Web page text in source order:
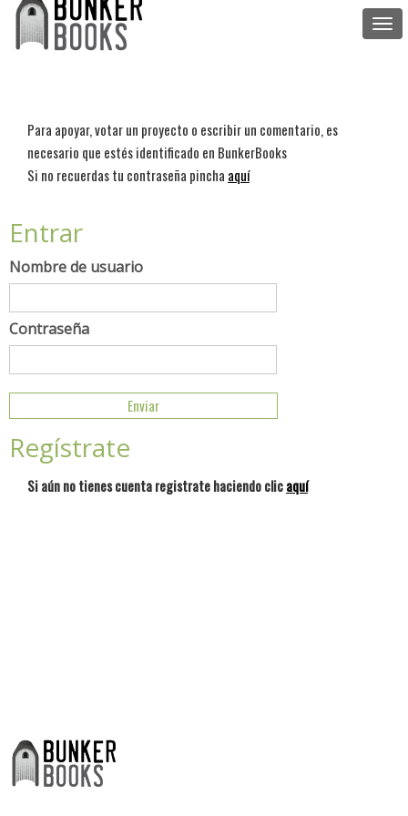
Para apoyar, votar un proyecto o escribir un comentario, es
necesario que estés identificado en BunkerBooks
Si no recuerdas tu contraseña pincha aquí
Entrar
Nombre de usuario
Contraseña
Regístrate
Si aún no tienes cuenta registrate haciendo clicaquí